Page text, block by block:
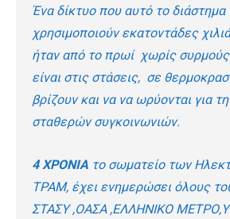
Ένα δίκτυο που αυτό το διάστημα
χρησιμοποιούν εκατοντάδες
ήταν από το πρωί χωρίς συρμούς
είναι στις στάσεις, σε
βρίζουν και να να ωρύονται για
σταθερών συγκοινωνιών.
4 ΧΡΟΝΙΑ το σωματείο των
ΤΡΑΜ, έχει ενημερώσει όλους
ΣΤΑΣΥ ,ΟΑΣΑ ,ΕΛΛΗΝΙΚΟ